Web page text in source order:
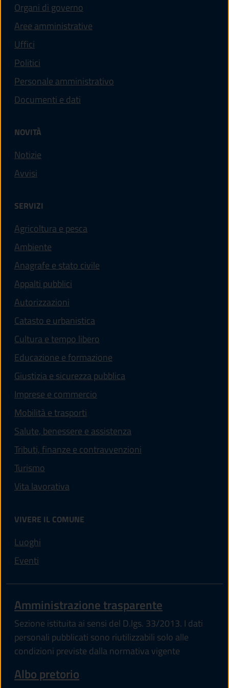
Organi di governo
Aree amministrative
Uffici
Politici
Personale amministrativo
Documenti e dati
NOVITÀ
Notizie
Avvisi
SERVIZI
Agricoltura e pesca
Ambiente
Anagrafe e stato civile
Appalti pubblici
Autorizzazioni
Catasto e urbanistica
Cultura e tempo libero
Educazione e formazione
Giustizia e sicurezza pubblica
Imprese e commercio
Mobilità e trasporti
Salute, benessere e assistenza
Tributi, finanze e contravvenzioni
Turismo
Vita lavorativa
VIVERE IL COMUNE
Luoghi
Eventi
Amministrazione trasparente
Sezione istituita ai sensi del D.lgs. 33/2013. I dati
personali pubblicati sono riutilizzabili solo alle
condizioni previste dalla normativa vigente
Albo pretorio